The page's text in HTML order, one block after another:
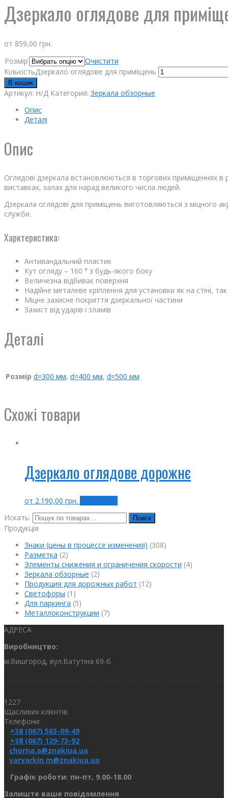
Дзеркало оглядове для
от 859,00 грн.
Розмір
Очистити
КількістьДзеркало оглядове для приміщень
В кошик
Артикул: Н/Д Категория: Зеркала обзорные
Опис
Деталі
Опис
Оглядові дзеркала встановлюються в торгових приміщеннях в
виставках, залах для нарад великого числа людей.
Дзеркала оглядові для приміщень виготовляються з міцного
служби.
Харктеристика:
Антивандальний пластик
Кут огляду – 160 ° з будь-якого боку
Величезна відбиває поверхня
Надійне металеве кріплення для установки як на стіні, так
Міцне захисне покриття дзеркальної частини
Захист від ударів і зламів
Деталі
Розмір d=300 мм, d=400 мм, d=500 мм
Схожі товари
Дзеркало оглядове дорожнє
от 2.190,00 грн.
Искать:
Поиск
Продукція
Знаки (цены в процессе изменения) (308)
Разметка (2)
Элементы снижения и ограничения скорости (4)
Зеркала обзорные (2)
Продукция для дорожных работ (12)
Светофоры (1)
Для паркинга (5)
Металлоконструкции (7)
АДРЕСА
Виробництво:
м.Вишгород, вул.Ватутіна 69-б
1227
Щасливих клієнтів
Телефони:
+38 (067) 563-09-49
+38 (067) 129-73-92
chorna.a@znakiua.ua
varvarkin.m@znakiua.ua
Графік роботи: пн-пт, 9.00-18.00
Залиште ваше повідомлення